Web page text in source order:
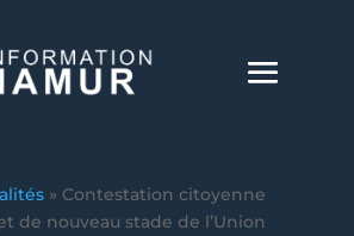
» Contestation citoyenne
de nouveau stade de l’Union